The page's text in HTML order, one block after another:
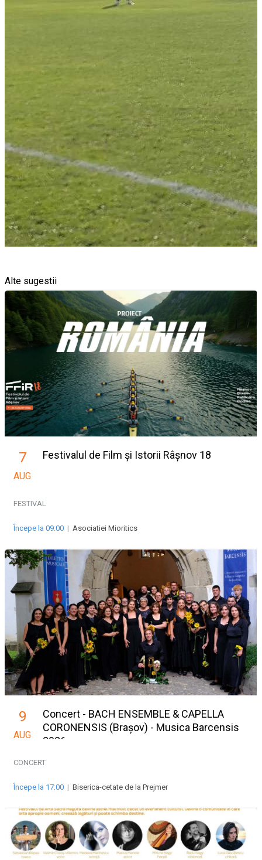
Alte sugestii
7
AUG
Festivalul de Film și Istorii Râșnov 18
FESTIVAL
Începe la 09:00 | Asociatiei Mioritics
9
AUG
Concert - BACH ENSEMBLE & CAPELLA
CORONENSIS (Brașov) - Musica Barcensis
2026
CONCERT
Începe la 17:00 | Biserica-cetate de la Prejmer